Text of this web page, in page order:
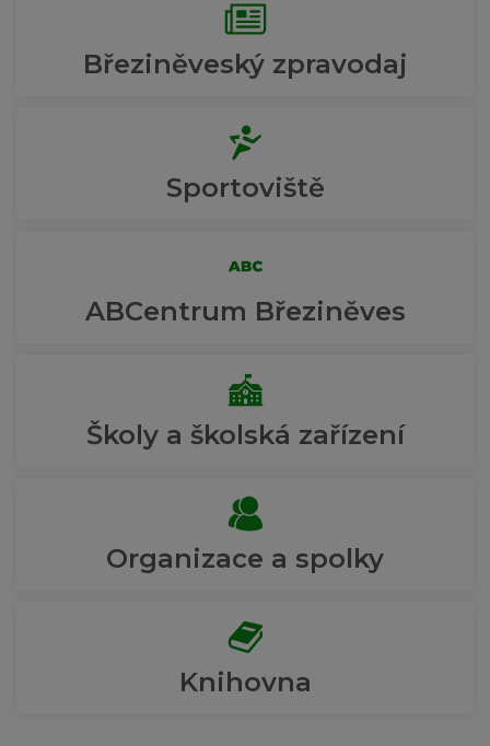
Březiněveský zpravodaj
Sportoviště
ABCentrum Březiněves
Školy a školská zařízení
Organizace a spolky
Knihovna